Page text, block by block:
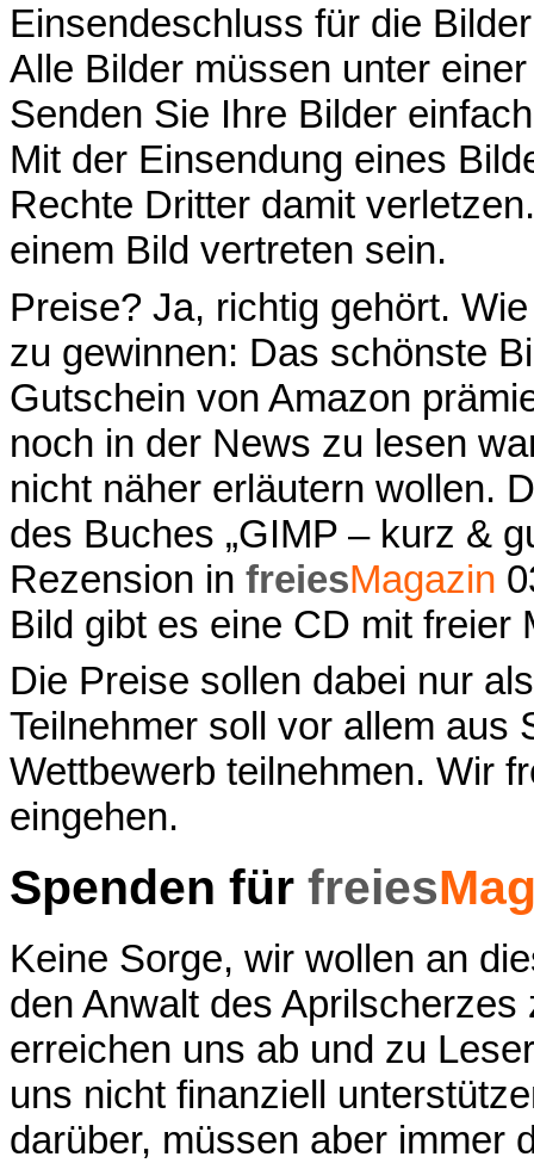
Einsendeschluss für die
Alle Bilder müssen unter
Senden Sie Ihre Bilder
Mit der Einsendung eines
Rechte Dritter damit
einem Bild vertreten sein.
Preise? Ja, richtig gehört.
zu gewinnen: Das schönste
Gutschein von Amazon
noch in der News zu lesen
nicht näher erläutern wollen.
des Buches „GIMP – kurz &
Rezension in freiesMagazin
Bild gibt es eine CD mit freier
Die Preise sollen dabei nur
Teilnehmer soll vor allem aus
Wettbewerb teilnehmen. Wir
eingehen.
Spenden für freies
Keine Sorge, wir wollen an
den Anwalt des
erreichen uns ab und zu
uns nicht finanziell
darüber, müssen aber immer